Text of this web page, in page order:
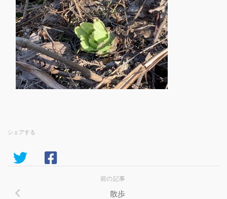
シェアする
前の記事
散歩